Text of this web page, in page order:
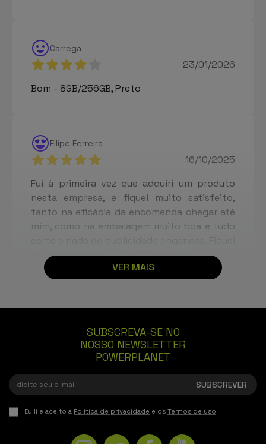
Carrega
23/01/2026
Bom - 8GB/256GB, Preto
Filipe Ferreira
16/10/2025
Fui à primeira vez que adquiri um produto
nesta empresa, e fiquei muito satisfeito,
tanto na eficácia da encomenda chegar até
mim, como na embalagem muito boa e tudo
muito satisfeito - 8GB/256GB, Preto
VER MAIS
SUBSCREVA-SE NO
NOSSO NEWSLETTER
POWERPLANET
Eu li e aceito a Política de privacidade e os Termos de uso